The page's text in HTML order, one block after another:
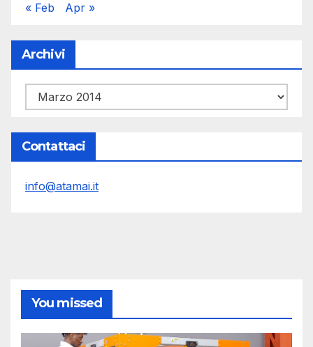
« Feb Apr »
Archivi
Archivi
Contattaci
info@atamai.it
You missed